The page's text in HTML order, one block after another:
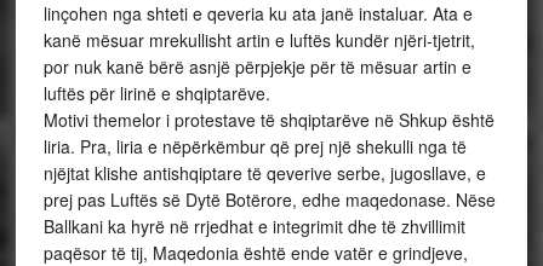
linçohen nga shteti e qeveria ku ata janë instaluar. Ata e
kanë mësuar mrekullisht artin e luftës kundër njëri-tjetrit,
por nuk kanë bërë asnjë përpjekje për të mësuar artin e
luftës për lirinë e shqiptarëve.
Motivi themelor i protestave të shqiptarëve në Shkup është
liria. Pra, liria e nëpërkëmbur që prej një shekulli nga të
njëjtat klishe antishqiptare të qeverive serbe, jugosllave, e
prej pas Luftës së Dytë Botërore, edhe maqedonase. Nëse
Ballkani ka hyrë në rrjedhat e integrimit dhe të zhvillimit
paqësor të tij, Maqedonia është ende vatër e grindjeve,